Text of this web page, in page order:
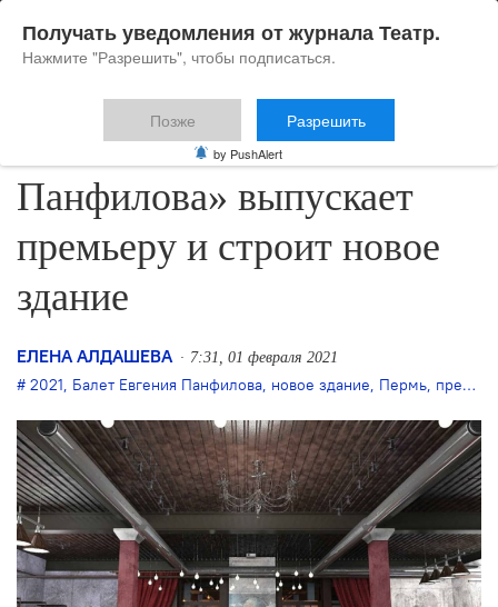
«Балет Евгения
Панфилова» выпускает
премьеру и строит новое
здание
ЕЛЕНА АЛДАШЕВА 7:31, 01 февраля 2021
2021, Балет Евгения Панфилова, новое здание, Пермь, премьера
Получать уведомления от журнала Театр.
Нажмите "Разрешить", чтобы подписаться.
Позже Разрешить
by PushAlert